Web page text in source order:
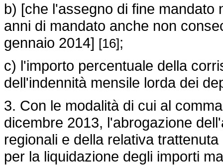
b) [che l'assegno di fine
anni di mandato anche non
gennaio 2014] [16];
c) l'importo percentuale della
dell'indennità mensile lorda dei
3. Con le modalità di cui al
dicembre 2013, l'abrogazione
regionali e della relativa
per la liquidazione degli importi